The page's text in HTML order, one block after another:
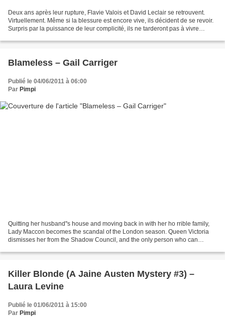
Deux ans après leur rupture, Flavie Valois et David Leclair se retrouvent.
Virtuellement. Même si la blessure est encore vive, ils décident de se revoir.
Surpris par la puissance de leur complicité, ils ne tarderont pas à vivre
Blameless – Gail Carriger
Publié le 04/06/2011 à 06:00
Par Pimpi
Quitting her husband''s house and moving back in with her ho rrible family,
Lady Maccon becomes the scandal of the London season. Queen Victoria
dismisses her from the Shadow Council, and the only person who can
Killer Blonde (A Jaine Austen Mystery #3) –
Laura Levine
Publié le 01/06/2011 à 15:00
Par Pimpi